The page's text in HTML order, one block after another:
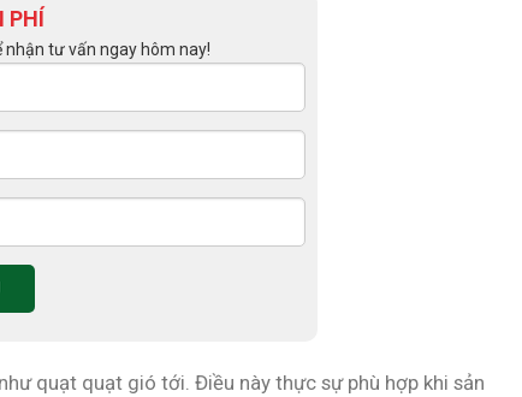
PHÍ
nhận tư vấn ngay hôm nay!
quạt quạt gió tới. Điều này thực sự phù hợp khi sản